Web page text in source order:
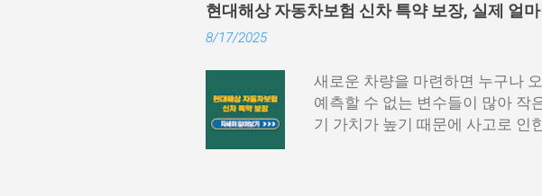
직 직전 3개월 동안 지급된 총 임
평균임금이 16만 6,667원이므로,
÷365일)≈9,600만원 실수령액 계
로 퇴직소득세가 적용됩니다. 퇴
퇴직소득공제=400만원+(근속
현대해상 자동차보험 신차 특약 보장, 실제 얼
8/17/2025
새로운 차량을 마련하면 누구나
예측할 수 없는 변수들이 많아 작
기 가치가 높기 때문에 사고로 인
은 차량 구매 직후부터 일정 기